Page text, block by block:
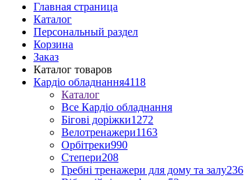
Главная страница
Каталог
Персональный раздел
Корзина
Заказ
Каталог товаров
Кардіо обладнання4118
Каталог
Все Кардіо обладнання
Бігові доріжки1272
Велотренажери1163
Орбітреки990
Степери208
Гребні тренажери для дому та залу236